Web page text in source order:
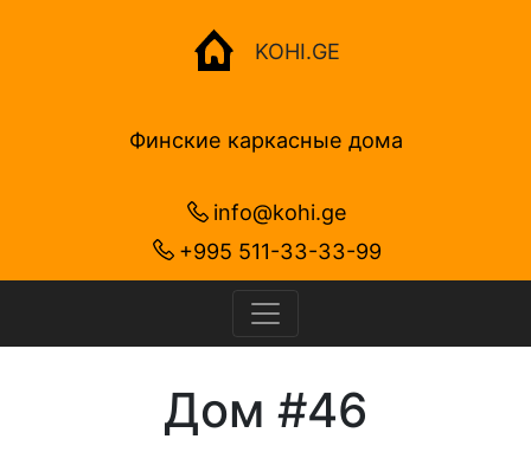
KOHI.GE
Финские каркасные дома
info@kohi.ge
+995 511-33-33-99
Дом #46